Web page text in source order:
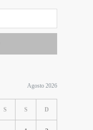
Agosto 2026
S S D